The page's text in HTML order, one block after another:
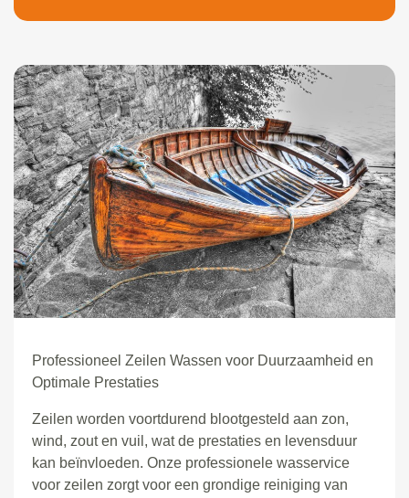
Professioneel Zeilen Wassen voor Duurzaamheid en
Optimale Prestaties
Zeilen worden voortdurend blootgesteld aan zon,
wind, zout en vuil, wat de prestaties en levensduur
kan beïnvloeden. Onze professionele wasservice
voor zeilen zorgt voor een grondige reiniging van